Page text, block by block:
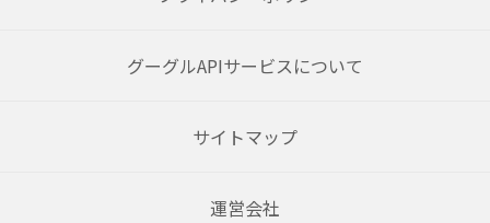
グーグルAPIサービスについて
サイトマップ
運営会社